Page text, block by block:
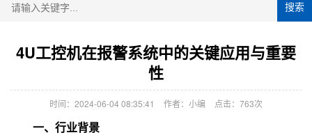
搜索
4U工控机在报警系统中的关键应用与重要
性
时间：2024-06-04 08:35:41 作者：小编 点击： 763次
一、行业背景